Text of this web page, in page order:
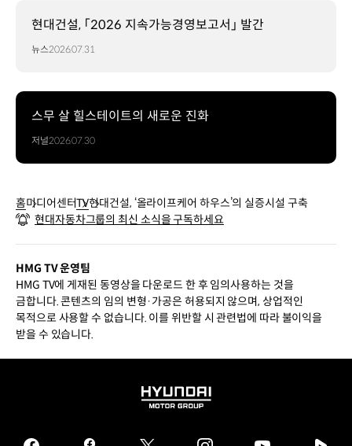
현대건설, 「2026 지속가능경영보고서」 발간
뉴스2026.07.31
스무 살 힐스테이트의 새로운 진화
저널2026.07.30
홈미디어센터TV현대건설, ‘올라이프케어 하우스’의 실증시설 구축
현대자동차그룹의 최신 소식을 구독하세요
HMG TV 운영팀
HMG TV에 게재된 동영상을 다운로드 한 후 임의사용하는 것을
금합니다. 콘텐츠의 임의 변형·가공은 허용되지 않으며, 상업적인
목적으로 사용할 수 없습니다. 이를 위반할 시 관련법에 따라 불이익을
받을 수 있습니다.
HYUNDAI
GROUP